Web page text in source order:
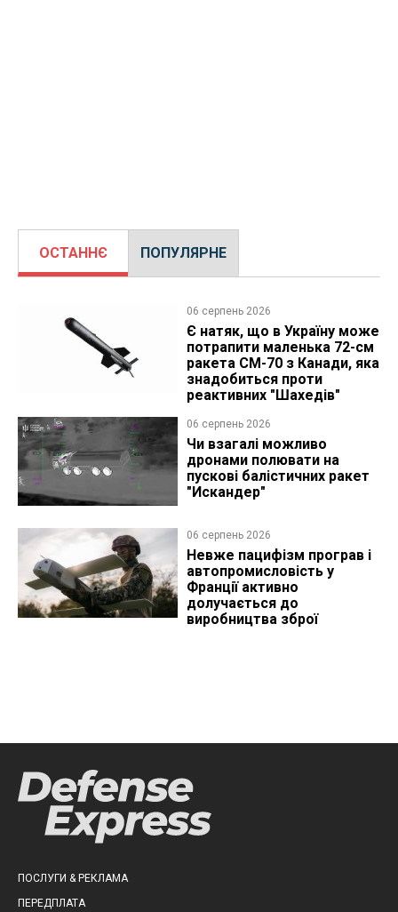
ОСТАННЄ ПОПУЛЯРНЕ
06 серпень 2026
Є натяк, що в Україну може
потрапити маленька 72-см
ракета CM-70 з Канади, яка
знадобиться проти
реактивних "Шахедів"
06 серпень 2026
Чи взагалі можливо
дронами полювати на
пускові балістичних ракет
"Искандер"
06 серпень 2026
Невже пацифізм програв і
автопромисловість у
Франції активно
долучається до
виробництва зброї
ПОСЛУГИ & РЕКЛАМА
ПЕРЕДПЛАТА